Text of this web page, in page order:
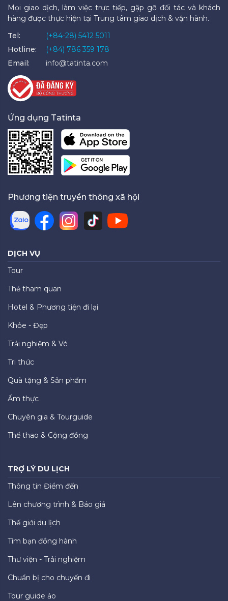
Mọi giao dịch, làm việc trực tiếp, gặp gỡ đối tác và khách
hàng được thực hiện tại Trung tâm giao dịch & vận hành.
Tel:
(+84-28) 5412 5011
Hotline:
(+84) 786 359 178
Email:
info@tatinta.com
Ứng dụng Tatinta
Phương tiện truyền thông xã hội
DỊCH VỤ
Tour
Thẻ tham quan
Hotel & Phương tiện đi lại
Khỏe - Đẹp
Trải nghiệm & Vé
Tri thức
Quà tặng & Sản phẩm
Ẩm thực
Chuyên gia & Tourguide
Thể thao & Cộng đồng
TRỢ LÝ DU LỊCH
Thông tin Điểm đến
Lên chương trình & Báo giá
Thế giới du lịch
Tìm bạn đồng hành
Thư viện - Trải nghiệm
Chuẩn bị cho chuyến đi
Tour guide ảo